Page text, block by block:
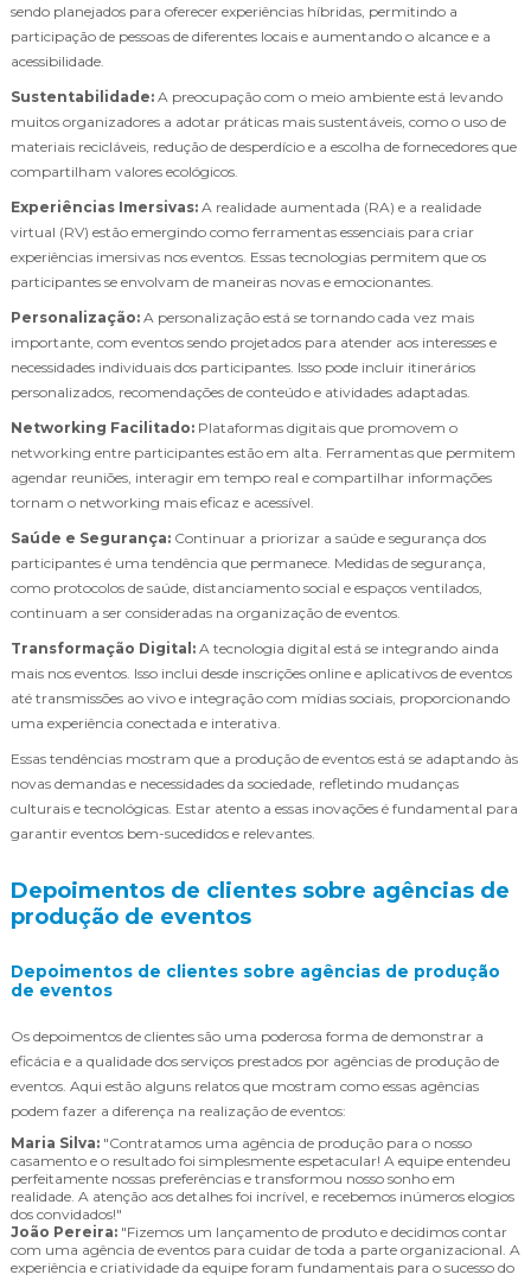
sendo planejados para oferecer experiências híbridas, permitindo a
participação de pessoas de diferentes locais e aumentando o alcance e a
acessibilidade.
Sustentabilidade: A preocupação com o meio ambiente está levando
muitos organizadores a adotar práticas mais sustentáveis, como o uso de
materiais recicláveis, redução de desperdício e a escolha de fornecedores que
compartilham valores ecológicos.
Experiências Imersivas: A realidade aumentada (RA) e a realidade
virtual (RV) estão emergindo como ferramentas essenciais para criar
experiências imersivas nos eventos. Essas tecnologias permitem que os
participantes se envolvam de maneiras novas e emocionantes.
Personalização: A personalização está se tornando cada vez mais
importante, com eventos sendo projetados para atender aos interesses e
necessidades individuais dos participantes. Isso pode incluir itinerários
personalizados, recomendações de conteúdo e atividades adaptadas.
Networking Facilitado: Plataformas digitais que promovem o
networking entre participantes estão em alta. Ferramentas que permitem
agendar reuniões, interagir em tempo real e compartilhar informações
tornam o networking mais eficaz e acessível.
Saúde e Segurança: Continuar a priorizar a saúde e segurança dos
participantes é uma tendência que permanece. Medidas de segurança,
como protocolos de saúde, distanciamento social e espaços ventilados,
continuam a ser consideradas na organização de eventos.
Transformação Digital: A tecnologia digital está se integrando ainda
mais nos eventos. Isso inclui desde inscrições online e aplicativos de eventos
até transmissões ao vivo e integração com mídias sociais, proporcionando
uma experiência conectada e interativa.
Essas tendências mostram que a produção de eventos está se adaptando às
novas demandas e necessidades da sociedade, refletindo mudanças
culturais e tecnológicas. Estar atento a essas inovações é fundamental para
garantir eventos bem-sucedidos e relevantes.
Depoimentos de clientes sobre agências de
produção de eventos
Depoimentos de clientes sobre agências de produção
de eventos
Os depoimentos de clientes são uma poderosa forma de demonstrar a
eficácia e a qualidade dos serviços prestados por agências de produção de
eventos. Aqui estão alguns relatos que mostram como essas agências
podem fazer a diferença na realização de eventos:
Maria Silva: "Contratamos uma agência de produção para o nosso
casamento e o resultado foi simplesmente espetacular! A equipe entendeu
perfeitamente nossas preferências e transformou nosso sonho em
realidade. A atenção aos detalhes foi incrível, e recebemos inúmeros elogios
dos convidados!"
João Pereira: "Fizemos um lançamento de produto e decidimos contar
com uma agência de eventos para cuidar de toda a parte organizacional. A
experiência e criatividade da equipe foram fundamentais para o sucesso do